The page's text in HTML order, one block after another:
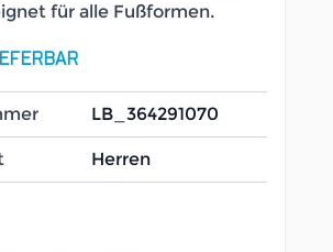
für alle Fußformen.
LB_364291070
Herren